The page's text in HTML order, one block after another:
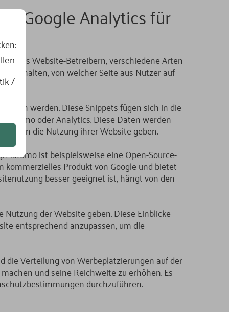
Google Analytics für
es Website-Betreibern, verschiedene Arten
von welcher Seite aus Nutzer auf
werden. Diese Snippets fügen sich in die
oder Analytics. Diese Daten werden
in die Nutzung ihrer Website geben.
ist beispielsweise eine Open-Source-
Produkt von Google und bietet
besser geeignet ist, hängt von den
der Website geben. Diese Einblicke
entsprechend anzupassen, um die
Verteilung von Werbeplatzierungen auf der
und seine Reichweite zu erhöhen. Es
durchzuführen.
/